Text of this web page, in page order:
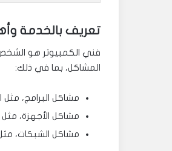
تعريف بالخدمة
فني الكمبيوتر هو
المشاكل، بما في ذلك:
مشاكل البرامج، مثل
مشاكل الأجهزة، مثل
مشاكل الشبكات، مثل